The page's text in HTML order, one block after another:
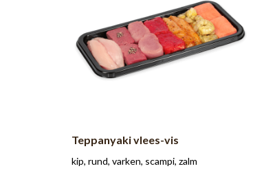
Teppanyaki vlees-vis
kip, rund, varken, scampi, zalm